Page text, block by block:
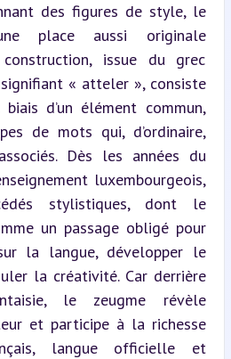
des figures de style, le
place aussi originale
construction, issue du grec
« atteler », consiste
d’un élément commun,
de mots qui, d’ordinaire,
Dès les années du
luxembourgeois,
stylistiques, dont le
un passage obligé pour
la langue, développer le
la créativité. Car derrière
le zeugme révèle
et participe à la richesse
langue officielle et